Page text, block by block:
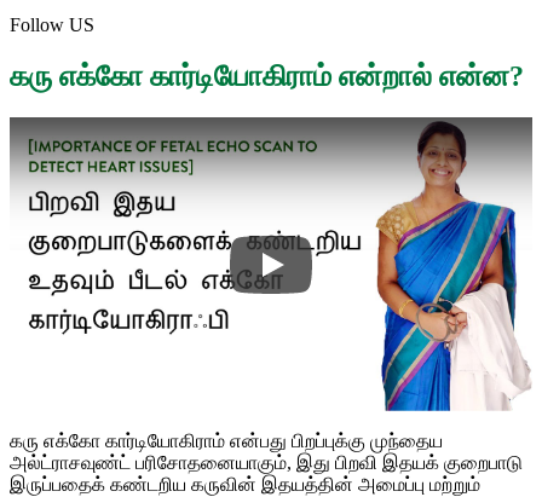
Follow US
கரு எக்கோ கார்டியோகிராம் என்றால் என்ன?
கரு எக்கோ கார்டியோகிராம் என்பது பிறப்புக்கு முந்தைய
அல்ட்ராசவுண்ட் பரிசோதனையாகும், இது பிறவி இதயக் குறைபாடு
இருப்பதைக் கண்டறிய கருவின் இதயத்தின் அமைப்பு மற்றும்